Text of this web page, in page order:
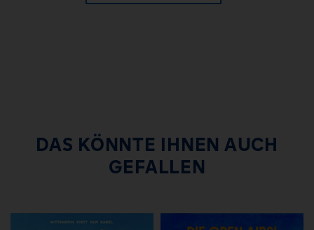
DAS KÖNNTE IHNEN AUCH
GEFALLEN